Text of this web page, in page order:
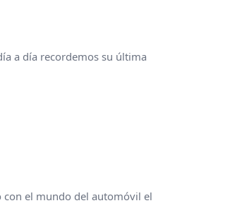
a día recordemos su última
con el mundo del automóvil el